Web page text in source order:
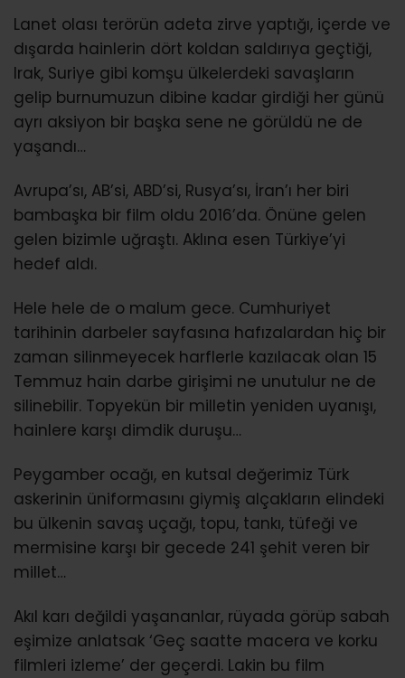
Lanet olası terörün adeta zirve yaptığı, içerde ve
dışarda hainlerin dört koldan saldırıya geçtiği,
Irak, Suriye gibi komşu ülkelerdeki savaşların
gelip burnumuzun dibine kadar girdiği her günü
ayrı aksiyon bir başka sene ne görüldü ne de
yaşandı…
Avrupa’sı, AB’si, ABD’si, Rusya’sı, İran’ı her biri
bambaşka bir film oldu 2016’da. Önüne gelen
gelen bizimle uğraştı. Aklına esen Türkiye’yi
hedef aldı.
Hele hele de o malum gece. Cumhuriyet
tarihinin darbeler sayfasına hafızalardan hiç bir
zaman silinmeyecek harflerle kazılacak olan 15
Temmuz hain darbe girişimi ne unutulur ne de
silinebilir. Topyekün bir milletin yeniden uyanışı,
hainlere karşı dimdik duruşu…
Peygamber ocağı, en kutsal değerimiz Türk
askerinin üniformasını giymiş alçakların elindeki
bu ülkenin savaş uçağı, topu, tankı, tüfeği ve
mermisine karşı bir gecede 241 şehit veren bir
millet…
Akıl karı değildi yaşananlar, rüyada görüp sabah
eşimize anlatsak ‘Geç saatte macera ve korku
filmleri izleme’ der geçerdi. Lakin bu film